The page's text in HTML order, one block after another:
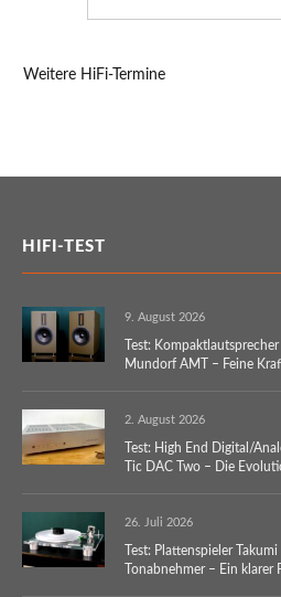
Weitere HiFi-Termine
HIFI-TEST
9. August 2026
Test:
Mundorf AMT – Feine
2. August 2026
Test: High End Digital/
Tic DAC Two – Die
26. Juli 2026
Test: Plattenspieler
Tonabnehmer – Ein klarer